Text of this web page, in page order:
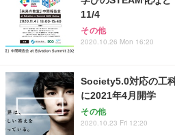
11/4
その他
2020.10.26 Mon 16:20
Society5.0対応の工
に2021年4月開学
その他
2020.10.23 Fri 12:20